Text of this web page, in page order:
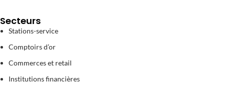
Secteurs
Stations-service
Comptoirs d’or
Commerces et retail
Institutions financières